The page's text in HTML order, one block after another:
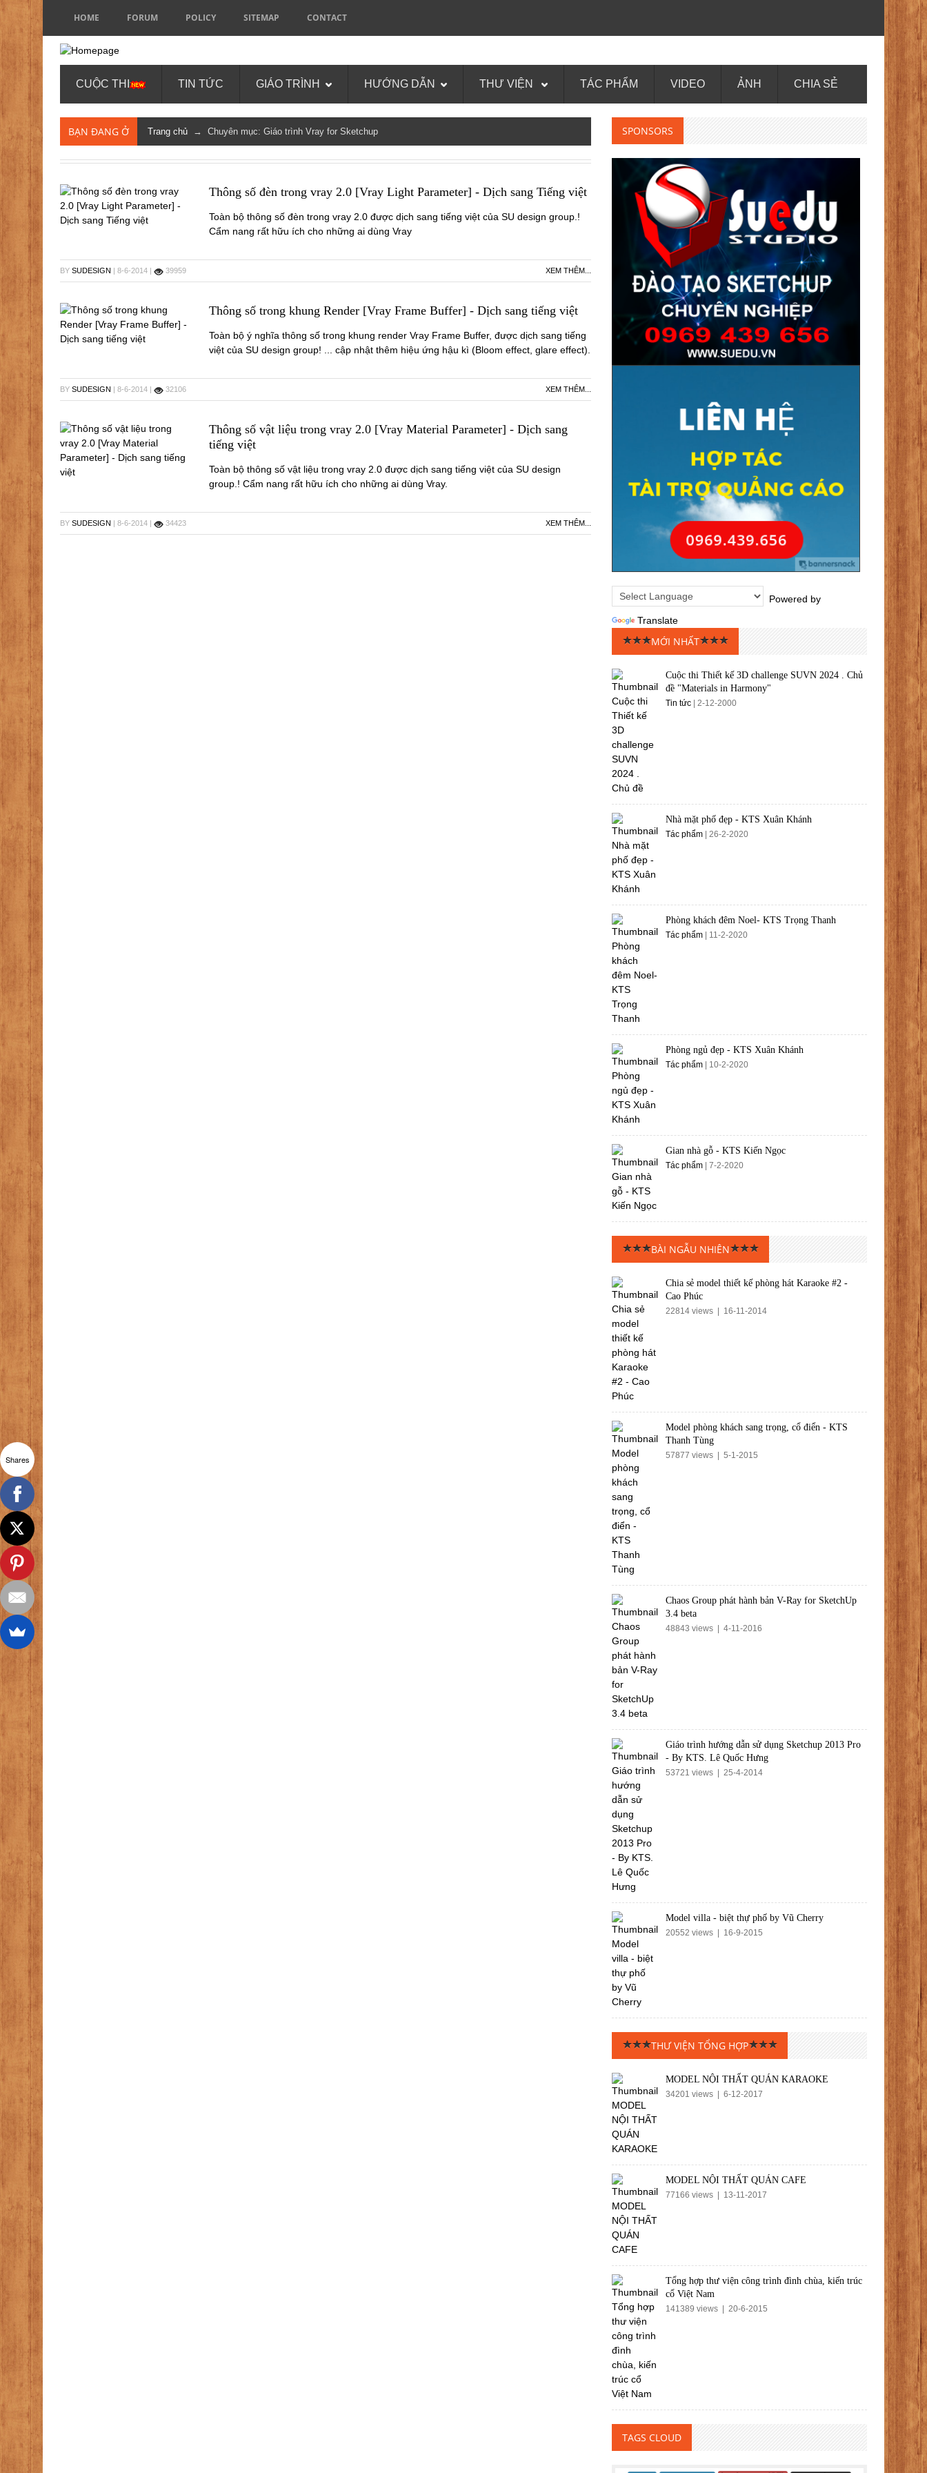
HOME FORUM POLICY SITEMAP CONTACT
CUỘC THI TIN TỨC GIÁO TRÌNH HƯỚNG DẪN THƯ VIỆN TÁC PHẨM VIDEO ẢNH CHIA SẺ
BẠN ĐANG Ở Trang chủ → Chuyên mục: Giáo trình Vray for Sketchup
Thông số đèn trong vray 2.0 [Vray Light Parameter] - Dịch sang Tiếng việt
Toàn bộ thông số đèn trong vray 2.0 được dịch sang tiếng việt của SU design group.!
Cẩm nang rất hữu ích cho những ai dùng Vray
BY SUDESIGN | 8-6-2014 | 39959 XEM THÊM...
Thông số trong khung Render [Vray Frame Buffer] - Dịch sang tiếng việt
Toàn bộ ý nghĩa thông số trong khung render Vray Frame Buffer, được dịch sang tiếng
việt của SU design group! ... cập nhật thêm hiệu ứng hậu kì (Bloom effect, glare effect).
BY SUDESIGN | 8-6-2014 | 32106 XEM THÊM...
Thông số vật liệu trong vray 2.0 [Vray Material Parameter] - Dịch sang
tiếng việt
Toàn bộ thông số vật liệu trong vray 2.0 được dịch sang tiếng việt của SU design
group.! Cẩm nang rất hữu ích cho những ai dùng Vray.
BY SUDESIGN | 8-6-2014 | 34423 XEM THÊM...
SPONSORS
Powered by
Translate
MỚI NHẤT
Cuộc thi Thiết kế 3D challenge SUVN 2024 . Chủ
đề "Materials in Harmony"
Tin tức| 2-12-2000
Nhà mặt phố đẹp - KTS Xuân Khánh
Tác phẩm | 26-2-2020
Phòng khách đêm Noel- KTS Trọng Thanh
Tác phẩm | 11-2-2020
Phòng ngủ đẹp - KTS Xuân Khánh
Tác phẩm | 10-2-2020
Gian nhà gỗ - KTS Kiến Ngọc
Tác phẩm | 7-2-2020
BÀI NGẪU NHIÊN
Chia sẻ model thiết kế phòng hát Karaoke #2 -
Cao Phúc
22814 views | 16-11-2014
Model phòng khách sang trọng, cổ điển - KTS
Thanh Tùng
57877 views | 5-1-2015
Chaos Group phát hành bản V-Ray for SketchUp
3.4 beta
48843 views | 4-11-2016
Giáo trình hướng dẫn sử dụng Sketchup 2013 Pro
- By KTS. Lê Quốc Hưng
53721 views | 25-4-2014
Model villa - biệt thự phố by Vũ Cherry
20552 views | 16-9-2015
THƯ VIỆN TỔNG HỢP
MODEL NỘI THẤT QUÁN KARAOKE
34201 views | 6-12-2017
MODEL NỘI THẤT QUÁN CAFE
77166 views | 13-11-2017
Tổng hợp thư viện công trình đình chùa, kiến trúc
cổ Việt Nam
141389 views | 20-6-2015
TAGS CLOUD
Shares